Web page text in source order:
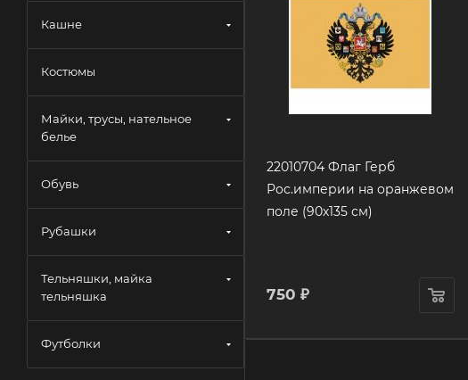
22010704 Флаг Герб
Рос.империи на оранжевом
поле (90х135 см)
750 ₽
Кашне
Костюмы
Майки, трусы, нательное
белье
Обувь
Рубашки
Тельняшки, майка
тельняшка
Футболки